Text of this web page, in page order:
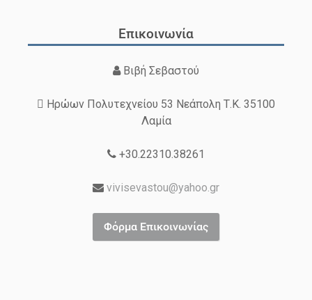
Επικοινωνία
Βιβή Σεβαστού
Ηρώων Πολυτεχνείου 53 Νεάπολη Τ.Κ. 35100
Λαμία
+30.22310.38261
vivisevastou@yahoo.gr
Φόρμα Επικοινωνίας